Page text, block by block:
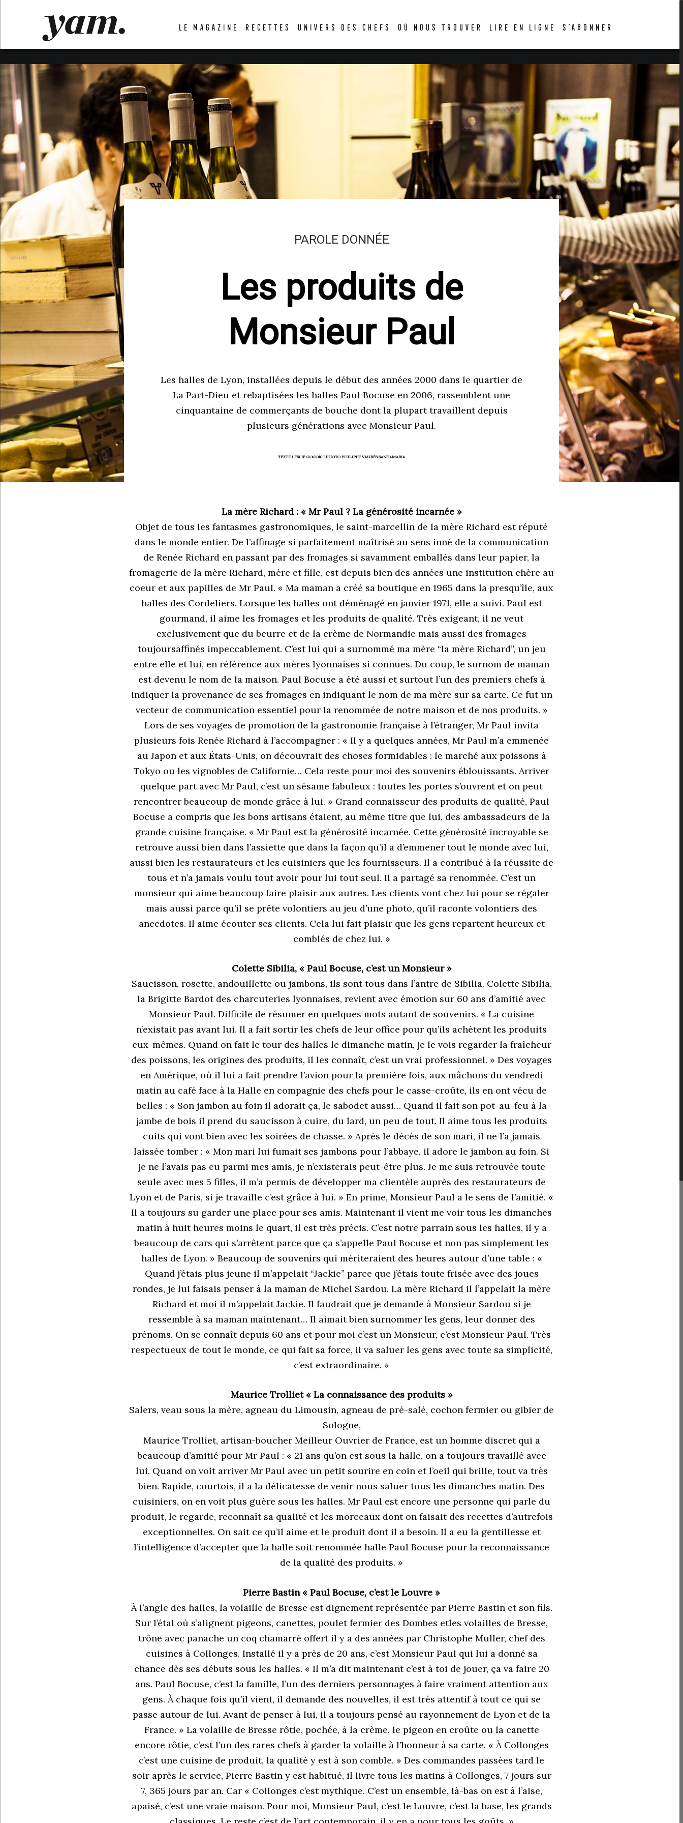
LE MAGAZINE RECETTES UNIVERS DES CHEFS OÙ NOUS TROUVER LIRE EN LIGNE S’ABONNER
PAROLE DONNÉE
Les produits de
Monsieur Paul
Les halles de Lyon, installées depuis le début des années 2000 dans le quartier de
La Part-Dieu et rebaptisées les halles Paul Bocuse en 2006, rassemblent une
cinquantaine de commerçants de bouche dont la plupart travaillent depuis
plusieurs générations avec Monsieur Paul.
TEXTE LESLIE GOGOIS I PHOTO PHILIPPE VAURÈS SANTAMARIA
La mère Richard : « Mr Paul ? La générosité incarnée »
Objet de tous les fantasmes gastronomiques, le saint-marcellin de la mère Richard est réputé
dans le monde entier. De l’affinage si parfaitement maîtrisé au sens inné de la communication
de Renée Richard en passant par des fromages si savamment emballés dans leur papier, la
fromagerie de la mère Richard, mère et fille, est depuis bien des années une institution chère au
coeur et aux papilles de Mr Paul. « Ma maman a créé sa boutique en 1965 dans la presqu’île, aux
halles des Cordeliers. Lorsque les halles ont déménagé en janvier 1971, elle a suivi. Paul est
gourmand, il aime les fromages et les produits de qualité. Très exigeant, il ne veut
exclusivement que du beurre et de la crème de Normandie mais aussi des fromages
toujoursaffinés impeccablement. C’est lui qui a surnommé ma mère “la mère Richard”, un jeu
entre elle et lui, en référence aux mères lyonnaises si connues. Du coup, le surnom de maman
est devenu le nom de la maison. Paul Bocuse a été aussi et surtout l’un des premiers chefs à
indiquer la provenance de ses fromages en indiquant le nom de ma mère sur sa carte. Ce fut un
vecteur de communication essentiel pour la renommée de notre maison et de nos produits. »
Lors de ses voyages de promotion de la gastronomie française à l’étranger, Mr Paul invita
plusieurs fois Renée Richard à l’accompagner : « Il y a quelques années, Mr Paul m’a emmenée
au Japon et aux États-Unis, on découvrait des choses formidables : le marché aux poissons à
Tokyo ou les vignobles de Californie… Cela reste pour moi des souvenirs éblouissants. Arriver
quelque part avec Mr Paul, c’est un sésame fabuleux : toutes les portes s’ouvrent et on peut
rencontrer beaucoup de monde grâce à lui. » Grand connaisseur des produits de qualité, Paul
Bocuse a compris que les bons artisans étaient, au même titre que lui, des ambassadeurs de la
grande cuisine française. « Mr Paul est la générosité incarnée. Cette générosité incroyable se
retrouve aussi bien dans l’assiette que dans la façon qu’il a d’emmener tout le monde avec lui,
aussi bien les restaurateurs et les cuisiniers que les fournisseurs. Il a contribué à la réussite de
tous et n’a jamais voulu tout avoir pour lui tout seul. Il a partagé sa renommée. C’est un
monsieur qui aime beaucoup faire plaisir aux autres. Les clients vont chez lui pour se régaler
mais aussi parce qu’il se prête volontiers au jeu d’une photo, qu’il raconte volontiers des
anecdotes. Il aime écouter ses clients. Cela lui fait plaisir que les gens repartent heureux et
comblés de chez lui. »
Colette Sibilia, « Paul Bocuse, c’est un Monsieur »
Saucisson, rosette, andouillette ou jambons, ils sont tous dans l’antre de Sibilia. Colette Sibilia,
la Brigitte Bardot des charcuteries lyonnaises, revient avec émotion sur 60 ans d’amitié avec
Monsieur Paul. Difficile de résumer en quelques mots autant de souvenirs. « La cuisine
n’existait pas avant lui. Il a fait sortir les chefs de leur office pour qu’ils achètent les produits
eux-mêmes. Quand on fait le tour des halles le dimanche matin, je le vois regarder la fraîcheur
des poissons, les origines des produits, il les connaît, c’est un vrai professionnel. » Des voyages
en Amérique, où il lui a fait prendre l’avion pour la première fois, aux mâchons du vendredi
matin au café face à la Halle en compagnie des chefs pour le casse-croûte, ils en ont vécu de
belles : « Son jambon au foin il adorait ça, le sabodet aussi… Quand il fait son pot-au-feu à la
jambe de bois il prend du saucisson à cuire, du lard, un peu de tout. Il aime tous les produits
cuits qui vont bien avec les soirées de chasse. » Après le décès de son mari, il ne l’a jamais
laissée tomber : « Mon mari lui fumait ses jambons pour l’abbaye, il adore le jambon au foin. Si
je ne l’avais pas eu parmi mes amis, je n’existerais peut-être plus. Je me suis retrouvée toute
seule avec mes 5 filles, il m’a permis de développer ma clientèle auprès des restaurateurs de
Lyon et de Paris, si je travaille c’est grâce à lui. » En prime, Monsieur Paul a le sens de l’amitié. «
Il a toujours su garder une place pour ses amis. Maintenant il vient me voir tous les dimanches
matin à huit heures moins le quart, il est très précis. C’est notre parrain sous les halles, il y a
beaucoup de cars qui s’arrêtent parce que ça s’appelle Paul Bocuse et non pas simplement les
halles de Lyon. » Beaucoup de souvenirs qui mériteraient des heures autour d’une table : «
Quand j’étais plus jeune il m’appelait “Jackie” parce que j’étais toute frisée avec des joues
rondes, je lui faisais penser à la maman de Michel Sardou. La mère Richard il l’appelait la mère
Richard et moi il m’appelait Jackie. Il faudrait que je demande à Monsieur Sardou si je
ressemble à sa maman maintenant… Il aimait bien surnommer les gens, leur donner des
prénoms. On se connaît depuis 60 ans et pour moi c’est un Monsieur, c’est Monsieur Paul. Très
respectueux de tout le monde, ce qui fait sa force, il va saluer les gens avec toute sa simplicité,
c’est extraordinaire. »
Maurice Trolliet « La connaissance des produits »
Salers, veau sous la mère, agneau du Limousin, agneau de pré-salé, cochon fermier ou gibier de
Sologne,
Maurice Trolliet, artisan-boucher Meilleur Ouvrier de France, est un homme discret qui a
beaucoup d’amitié pour Mr Paul : « 21 ans qu’on est sous la halle, on a toujours travaillé avec
lui. Quand on voit arriver Mr Paul avec un petit sourire en coin et l’oeil qui brille, tout va très
bien. Rapide, courtois, il a la délicatesse de venir nous saluer tous les dimanches matin. Des
cuisiniers, on en voit plus guère sous les halles. Mr Paul est encore une personne qui parle du
produit, le regarde, reconnaît sa qualité et les morceaux dont on faisait des recettes d’autrefois
exceptionnelles. On sait ce qu’il aime et le produit dont il a besoin. Il a eu la gentillesse et
l’intelligence d’accepter que la halle soit renommée halle Paul Bocuse pour la reconnaissance
de la qualité des produits. »
Pierre Bastin « Paul Bocuse, c’est le Louvre »
À l’angle des halles, la volaille de Bresse est dignement représentée par Pierre Bastin et son fils.
Sur l’étal où s’alignent pigeons, canettes, poulet fermier des Dombes etles volailles de Bresse,
trône avec panache un coq chamarré offert il y a des années par Christophe Muller, chef des
cuisines à Collonges. Installé il y a près de 20 ans, c’est Monsieur Paul qui lui a donné sa
chance dès ses débuts sous les halles. « Il m’a dit maintenant c’est à toi de jouer, ça va faire 20
ans. Paul Bocuse, c’est la famille, l’un des derniers personnages à faire vraiment attention aux
gens. À chaque fois qu’il vient, il demande des nouvelles, il est très attentif à tout ce qui se
passe autour de lui. Avant de penser à lui, il a toujours pensé au rayonnement de Lyon et de la
France. » La volaille de Bresse rôtie, pochée, à la crème, le pigeon en croûte ou la canette
encore rôtie, c’est l’un des rares chefs à garder la volaille à l’honneur à sa carte. « À Collonges
c’est une cuisine de produit, la qualité y est à son comble. » Des commandes passées tard le
soir après le service, Pierre Bastin y est habitué, il livre tous les matins à Collonges, 7 jours sur
7, 365 jours par an. Car « Collonges c’est mythique. C’est un ensemble, là-bas on est à l’aise,
apaisé, c’est une vraie maison. Pour moi, Monsieur Paul, c’est le Louvre, c’est la base, les grands